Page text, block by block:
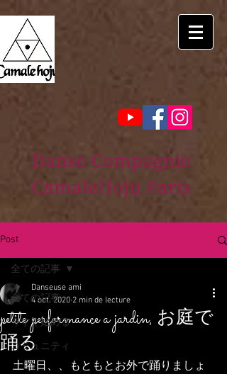
Danse Compagnie
CamaleHoju Paris
Post
全ての記事
今すぐ始める
コミュニティ
全ての記事
petite performance a jardin, お庭で
踊る
Danseuse ami
4 oct. 2020 2 min de lecture
土曜日、、もともとお外で踊りましょ